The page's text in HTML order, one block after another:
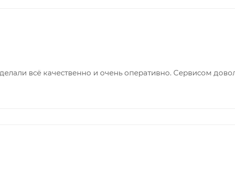
всё качественно и очень оперативно. Сервисом